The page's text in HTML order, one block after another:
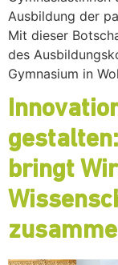
Ausbildung der
Mit dieser
des
Gymnasium in
bringt